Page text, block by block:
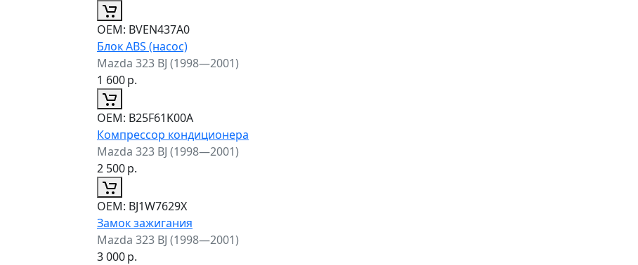
ОЕМ: BVEN437A0
Блок ABS (насос)
Mazda 323 BJ (1998—2001)
1 600р.
ОЕМ: B25F61K00A
Компрессор кондиционера
Mazda 323 BJ (1998—2001)
2 500р.
ОЕМ: BJ1W7629X
Замок зажигания
Mazda 323 BJ (1998—2001)
3 000р.